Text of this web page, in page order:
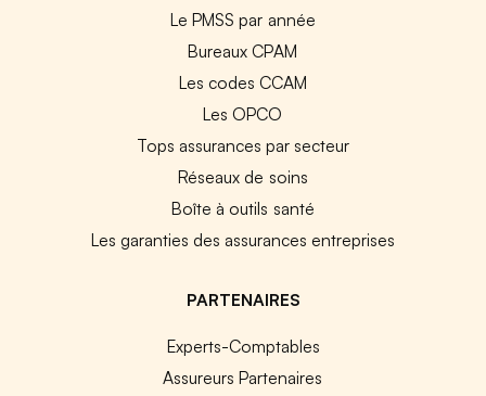
Le PMSS par année
Bureaux CPAM
Les codes CCAM
Les OPCO
Tops assurances par secteur
Réseaux de soins
Boîte à outils santé
Les garanties des assurances entreprises
PARTENAIRES
Experts-Comptables
Assureurs Partenaires